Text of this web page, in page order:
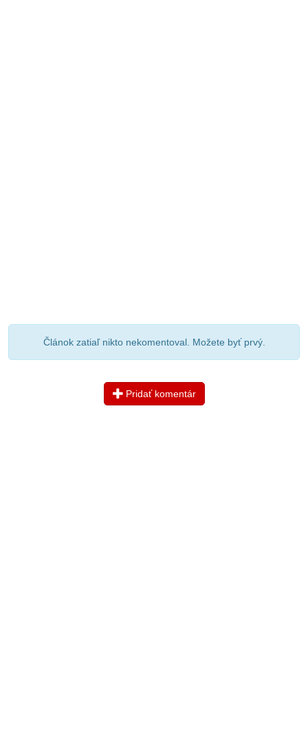
Článok zatiaľ nikto nekomentoval. Možete byť prvý.
Pridať komentár